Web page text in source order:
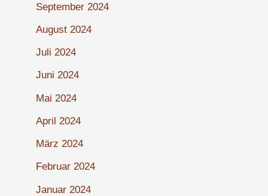
September 2024
August 2024
Juli 2024
Juni 2024
Mai 2024
April 2024
März 2024
Februar 2024
Januar 2024